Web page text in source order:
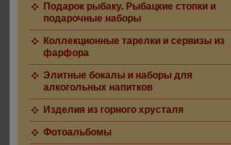
Подарок рыбаку. Рыбацкие стопки и
подарочные наборы
Коллекционные тарелки и сервизы из
фарфора
Элитные бокалы и наборы для
алкогольных напитков
Изделия из горного хрусталя
Фотоальбомы